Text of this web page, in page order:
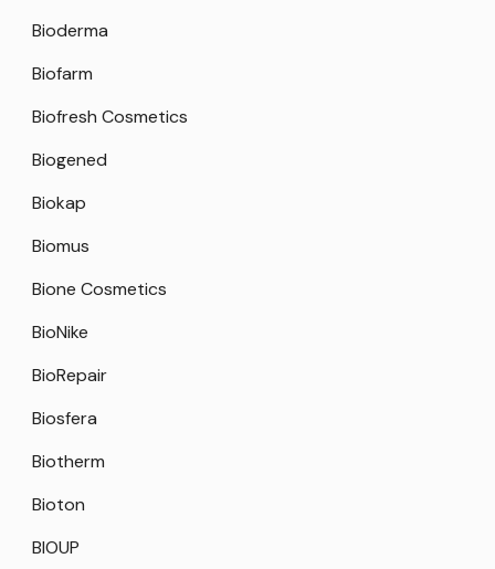
Bioderma
Biofarm
Biofresh Cosmetics
Biogened
Biokap
Biomus
Bione Cosmetics
BioNike
BioRepair
Biosfera
Biotherm
Bioton
BIOUP